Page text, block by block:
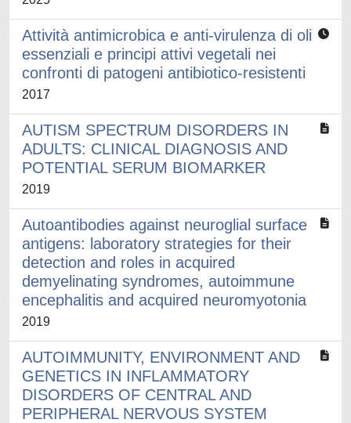
Attività antimicrobica e anti-virulenza di oli
essenziali e principi attivi vegetali nei
confronti di patogeni antibiotico-resistenti
2017
AUTISM SPECTRUM DISORDERS IN
ADULTS: CLINICAL DIAGNOSIS AND
POTENTIAL SERUM BIOMARKER
2019
Autoantibodies against neuroglial surface
antigens: laboratory strategies for their
detection and roles in acquired
demyelinating syndromes, autoimmune
encephalitis and acquired neuromyotonia
2019
AUTOIMMUNITY, ENVIRONMENT AND
GENETICS IN INFLAMMATORY
DISORDERS OF CENTRAL AND
PERIPHERAL NERVOUS SYSTEM